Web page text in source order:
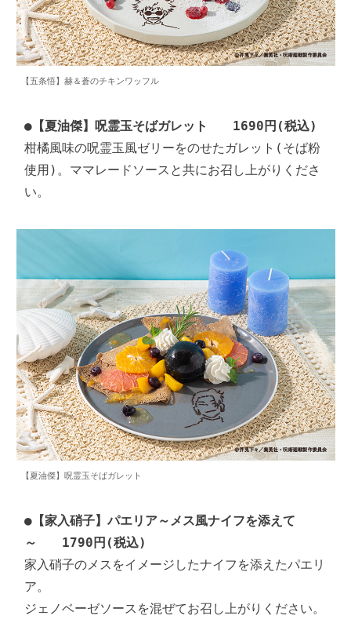
【五条悟】赫＆蒼のチキンワッフル
● 【夏油傑】呪霊玉そばガレット　　1690円(税込)
柑橘風味の呪霊玉風ゼリーをのせたガレット(そば粉
使用)。ママレードソースと共にお召し上がりくださ
い。
【夏油傑】呪霊玉そばガレット
● 【家入硝子】パエリア～メス風ナイフを添えて
～　　1790円(税込)
家入硝子のメスをイメージしたナイフを添えたパエリ
ア。
ジェノベーゼソースを混ぜてお召し上がりください。